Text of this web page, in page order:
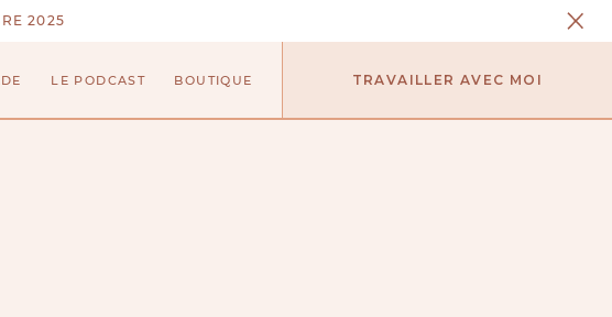
2025
LE PODCAST BOUTIQUE TRAVAILLER AVEC MOI